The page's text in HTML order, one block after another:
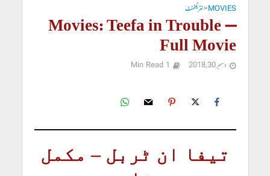
MOVIES
•انٹرٹینمنٹ
Movies: Teefa in Trouble –
Full Movie
دسمبر 30, 2018 1 Min Read
تیفا ان ٹربل – مکمل